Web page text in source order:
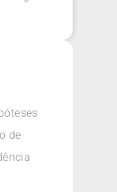
de